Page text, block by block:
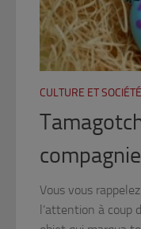
CULTURE ET SOCIÉTÉ
Vous vous
l’attention à coup